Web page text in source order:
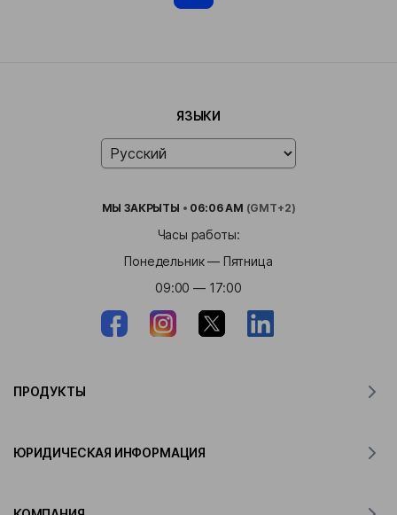
ЯЗЫКИ
МЫЗАКРЫТЫ • 06:06 AM (GMT+2)
Часы работы:
Понедельник — Пятница
09:00 — 17:00
ПРОДУКТЫ
Переводчик для Windows
ЮРИДИЧЕСКАЯ ИНФОРМАЦИЯ